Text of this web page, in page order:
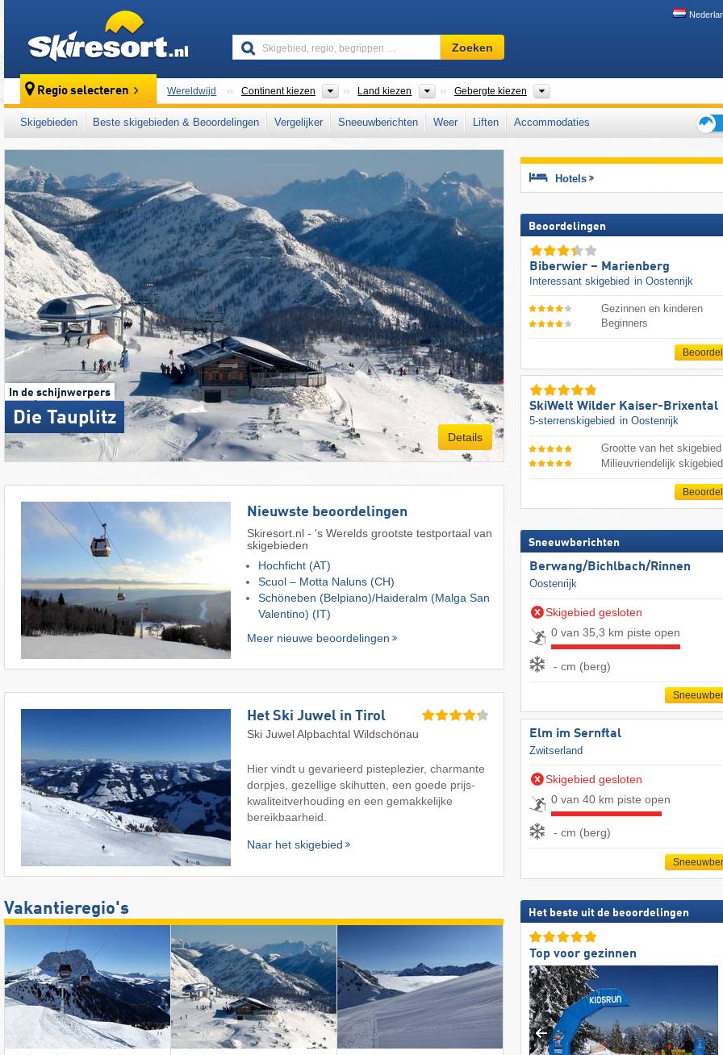
Skigebied,
regio,
…
Zoeken
Regio selecteren Wereldwijd Continent kiezen Continent kiezen
Land kiezen Land kiezen
Gebergte kiezen
Skigebieden Beste skigebieden & Beoordelingen Vergelijker Sneeuwberichten Weer Liften
Accommodaties
voor
In de schijnwerpers
Die Tauplitz
Details
Nieuwste beoordelingen
Skiresort.nl - 's Werelds grootste testportaal van
skigebieden
Hochficht (AT)
Scuol – Motta Naluns (CH)
Schöneben (Belpiano)/​Haideralm (Malga San
Valentino) (IT)
Meer nieuwe beoordelingen
Het Ski Juwel in Tirol
Ski Juwel Alpbachtal Wildschönau
Hier vindt u gevarieerd pisteplezier, charmante
dorpjes, gezellige skihutten, een goede prijs-
kwaliteitverhouding en een gemakkelijke
bereikbaarheid.
Naar het skigebied
Vakantieregio's
Hotels
Beoordelingen
Biberwier – Marienberg
Interessant skigebied in Oostenrijk
Gezinnen en kinderen
Beginners
SkiWelt Wilder Kaiser-Brixental
5-sterrenskigebied in Oostenrijk
Grootte van het skigebied
Milieuvriendelijk skigebied
Sneeuwberichten
Berwang/​Bichlbach/​Rinnen
Oostenrijk
Skigebied gesloten
0 van 35,3 km piste open
- cm (berg)
Elm im Sernftal
Zwitserland
Skigebied gesloten
0 van 40 km piste open
- cm (berg)
Het beste uit de beoordelingen
Top voor gezinnen